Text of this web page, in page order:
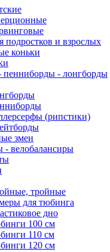
подростков и взрослых
коньки
пенниборды - лонгборды
(рипстики)
змеи
- велобалансиры
тройные
для тюбинга
дно
100 см
110 cм
120 см